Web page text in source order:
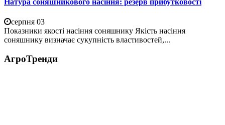
Натура соняшникового насіння: резерв прибутковості
серпня 03
Показники якості насіння соняшнику Якість насіння
соняшнику визначає сукупність властивостей,...
АгроТренди